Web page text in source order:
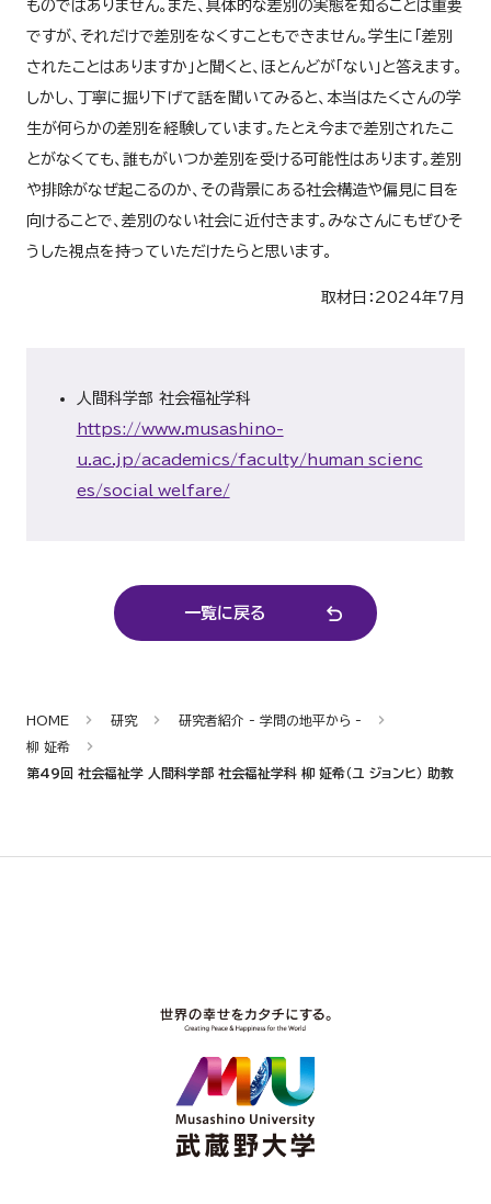
ものではありません。また、具体的な差別の実態を知ることは重要
ですが、それだけで差別をなくすこともできません。学生に「差別
されたことはありますか」と聞くと、ほとんどが「ない」と答えます。
しかし、丁寧に掘り下げて話を聞いてみると、本当はたくさんの学
生が何らかの差別を経験しています。たとえ今まで差別されたこ
とがなくても、誰もがいつか差別を受ける可能性はあります。差別
や排除がなぜ起こるのか、その背景にある社会構造や偏見に目を
向けることで、差別のない社会に近付きます。みなさんにもぜひそ
うした視点を持っていただけたらと思います。
取材日：2024年7月
人間科学部 社会福祉学科
https://www.musashino-
u.ac.jp/academics/faculty/human_scienc
es/social_welfare/
一覧に戻る
HOME 研究
研究者紹介 - 学問の地平から -
柳 姃希
第49回 社会福祉学 人間科学部 社会福祉学科 柳 姃希（ユ ジョンヒ） 助教